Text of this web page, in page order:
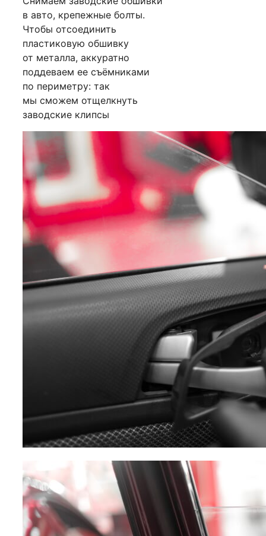
в авто, крепежные болты.
Чтобы отсоединить
пластиковую обшивку
от металла, аккуратно
поддеваем ее съёмниками
по периметру: так
мы сможем отщелкнуть
заводские клипсы